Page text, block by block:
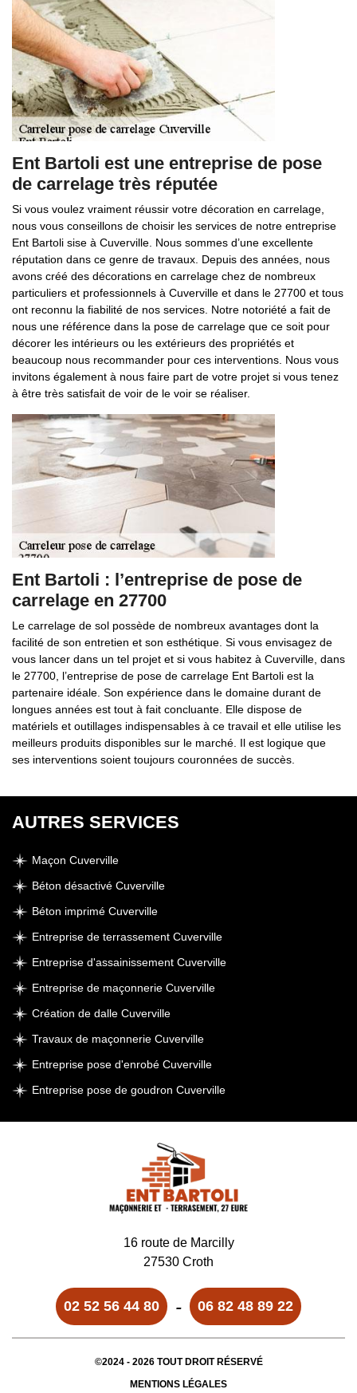
Ent Bartoli est une entreprise de pose
de carrelage très réputée
Si vous voulez vraiment réussir votre décoration en carrelage,
nous vous conseillons de choisir les services de notre entreprise
Ent Bartoli sise à Cuverville. Nous sommes d’une excellente
réputation dans ce genre de travaux. Depuis des années, nous
avons créé des décorations en carrelage chez de nombreux
particuliers et professionnels à Cuverville et dans le 27700 et tous
ont reconnu la fiabilité de nos services. Notre notoriété a fait de
nous une référence dans la pose de carrelage que ce soit pour
décorer les intérieurs ou les extérieurs des propriétés et
beaucoup nous recommander pour ces interventions. Nous vous
invitons également à nous faire part de votre projet si vous tenez
à être très satisfait de voir de le voir se réaliser.
Ent Bartoli : l’entreprise de pose de
carrelage en 27700
Le carrelage de sol possède de nombreux avantages dont la
facilité de son entretien et son esthétique. Si vous envisagez de
vous lancer dans un tel projet et si vous habitez à Cuverville, dans
le 27700, l’entreprise de pose de carrelage Ent Bartoli est la
partenaire idéale. Son expérience dans le domaine durant de
longues années est tout à fait concluante. Elle dispose de
matériels et outillages indispensables à ce travail et elle utilise les
meilleurs produits disponibles sur le marché. Il est logique que
ses interventions soient toujours couronnées de succès.
AUTRES SERVICES
Maçon Cuverville
Béton désactivé Cuverville
Béton imprimé Cuverville
Entreprise de terrassement Cuverville
Entreprise d'assainissement Cuverville
Entreprise de maçonnerie Cuverville
Création de dalle Cuverville
Travaux de maçonnerie Cuverville
Entreprise pose d'enrobé Cuverville
Entreprise pose de goudron Cuverville
16 route de Marcilly
27530 Croth
02 52 56 44 80 - 06 82 48 89 22
©2024 - 2026 TOUT DROIT RÉSERVÉ
MENTIONS LÉGALES